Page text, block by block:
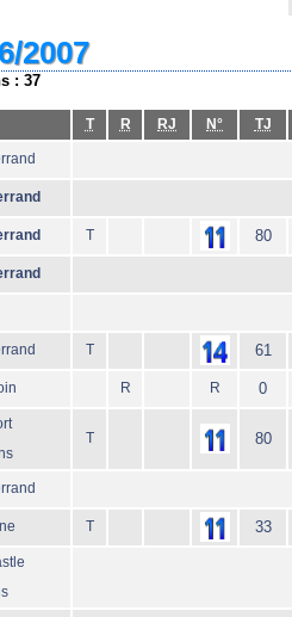
2007
: 37
T R RJ N° TJ
T 80
T 61
R R 0
T 80
T 33